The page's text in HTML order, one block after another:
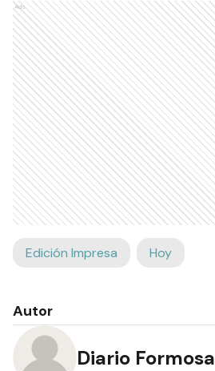
Ads
Edición Impresa Hoy
Autor
Diario Formosa